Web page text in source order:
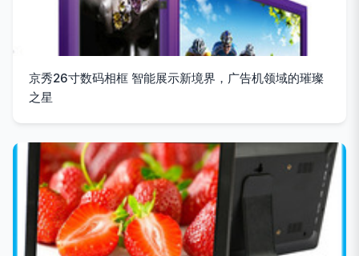
京秀26寸数码相框 智能展示新境界，广告机领域的璀璨
之星